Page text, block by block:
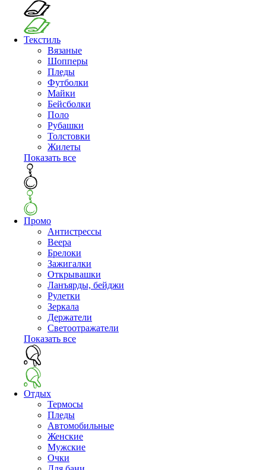
Текстиль
Вязаные
Шопперы
Пледы
Футболки
Майки
Бейсболки
Поло
Рубашки
Толстовки
Жилеты
Показать все
Промо
Антистрессы
Веера
Брелоки
Зажигалки
Открывашки
Ланъярды, бейджи
Рулетки
Зеркала
Держатели
Светоотражатели
Показать все
Отдых
Термосы
Пледы
Автомобильные
Женские
Мужские
Очки